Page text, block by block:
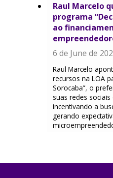
Raul Marcelo
programa
ao
6 de June de
Raul Marcelo
recursos na LOA
Sorocaba”, o
suas redes
incentivando a
gerando